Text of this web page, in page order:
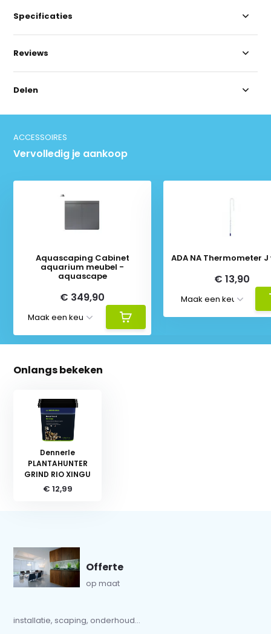
Specificaties
Reviews
Delen
ACCESSOIRES
Vervolledig je aankoop
Aquascaping Cabinet
aquarium meubel -
aquascape
€ 349,90
€ 13,90
Onlangs bekeken
Dennerle
PLANTAHUNTER
GRIND RIO XINGU
€ 12,99
Offerte
op maat
installatie, scaping, onderhoud...